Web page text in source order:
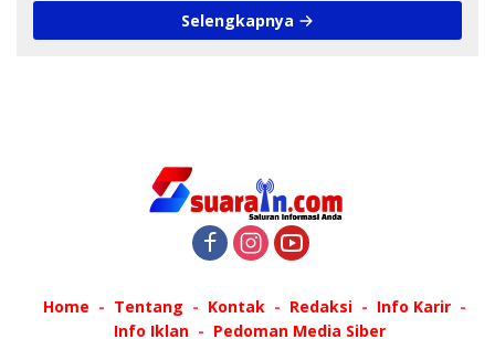
Selengkapnya
Home Tentang Kontak Redaksi
Info Karir
Info Iklan
Pedoman Media Siber